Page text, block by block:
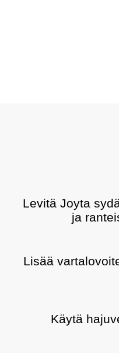
Levitä Joyta
ja
Lisää
Käytä